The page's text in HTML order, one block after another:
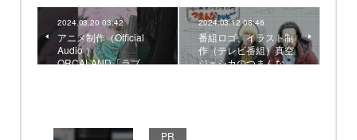
2024.03.20 03:42
アニメ制作（Official
Audio ）
ORCALAND「ラブ…
2024.03.12 08:46
番組ロゴ、イラスト制
作（テレビ番組）真空
ジェシカのつまんな…
PR